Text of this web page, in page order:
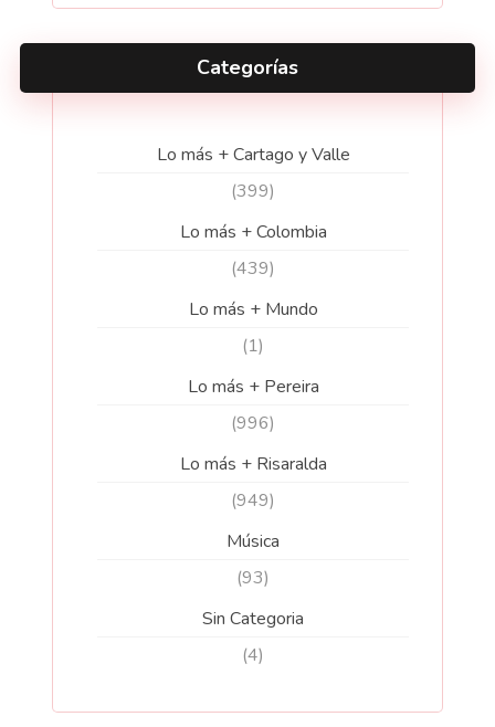
Categorías
Lo más + Cartago y Valle
(399)
Lo más + Colombia
(439)
Lo más + Mundo
(1)
Lo más + Pereira
(996)
Lo más + Risaralda
(949)
Música
(93)
Sin Categoria
(4)